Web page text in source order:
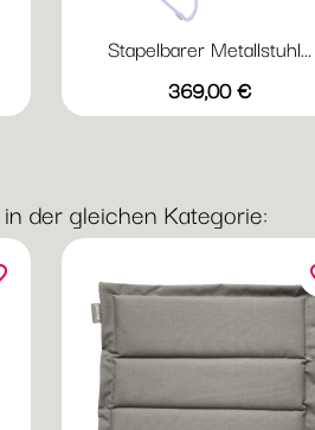
Stapelbarer Metallstuhl...
Preis
369,00 €
Vorschau
AbyssblauAcapulcoblau
Anthrazit
Chili
der gleichen Kategorie: